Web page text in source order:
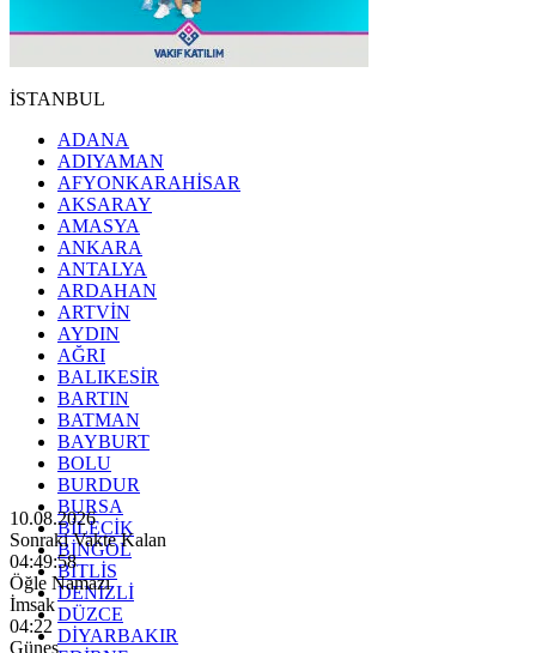
İSTANBUL
ADANA
ADIYAMAN
AFYONKARAHİSAR
AKSARAY
AMASYA
ANKARA
ANTALYA
ARDAHAN
ARTVİN
AYDIN
AĞRI
BALIKESİR
BARTIN
BATMAN
BAYBURT
BOLU
BURDUR
BURSA
BİLECİK
BİNGÖL
BİTLİS
DENİZLİ
DÜZCE
DİYARBAKIR
10.08.2026
Sonraki Vakte Kalan
04:49:57
Öğle Namazı
İmsak
04:22
Güneş